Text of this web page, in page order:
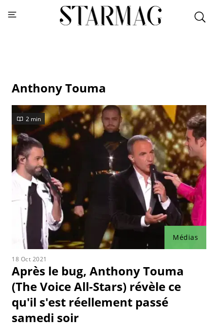
Anthony Touma
Médias
2 min
18 Oct 2021
Après le bug, Anthony Touma
(The Voice All-Stars) révèle ce
qu'il s'est réellement passé
samedi soir